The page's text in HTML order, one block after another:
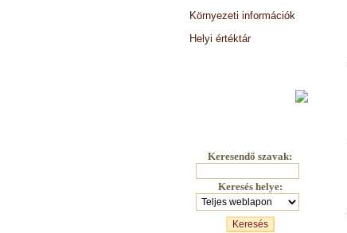
Környezeti információk
Helyi értéktár
Keresendő szavak:
Keresés helye: